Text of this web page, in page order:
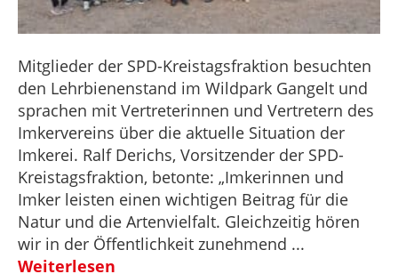
Mitglieder der SPD-Kreistagsfraktion besuchten
den Lehrbienenstand im Wildpark Gangelt und
sprachen mit Vertreterinnen und Vertretern des
Imkervereins über die aktuelle Situation der
Imkerei. Ralf Derichs, Vorsitzender der SPD-
Kreistagsfraktion, betonte: „Imkerinnen und
Imker leisten einen wichtigen Beitrag für die
Natur und die Artenvielfalt. Gleichzeitig hören
wir in der Öffentlichkeit zunehmend ...
Weiterlesen